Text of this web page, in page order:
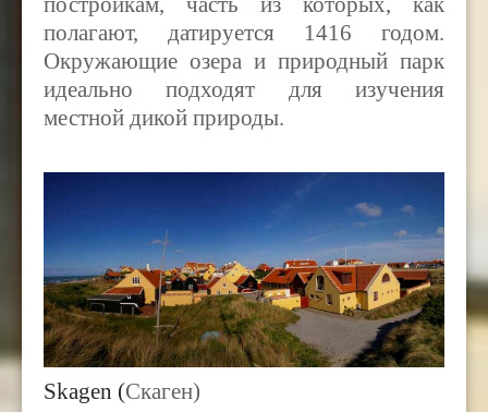
полагают, датируется 1416 годом.
Окружающие озера и природный парк
идеально подходят для изучения
местной дикой природы.
Skagen (Скаген)